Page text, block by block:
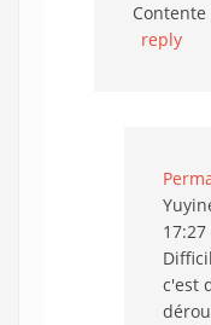
reply
17:27
c'est